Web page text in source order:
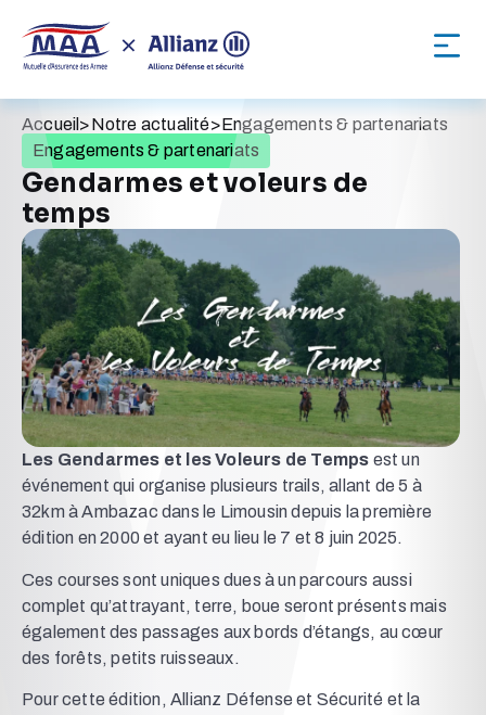
Accueil >Notre actualité>Engagements & partenariats
Engagements & partenariats
Gendarmes et voleurs de
temps
Les Gendarmes et les Voleurs de Temps est un
événement qui organise plusieurs trails, allant de 5 à
32km à Ambazac dans le Limousin depuis la première
édition en 2000 et ayant eu lieu le 7 et 8 juin 2025.
Ces courses sont uniques dues à un parcours aussi
complet qu’attrayant, terre, boue seront présents mais
également des passages aux bords d’étangs, au cœur
des forêts, petits ruisseaux.
Pour cette édition, Allianz Défense et Sécurité et la